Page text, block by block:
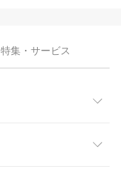
特集・サービス